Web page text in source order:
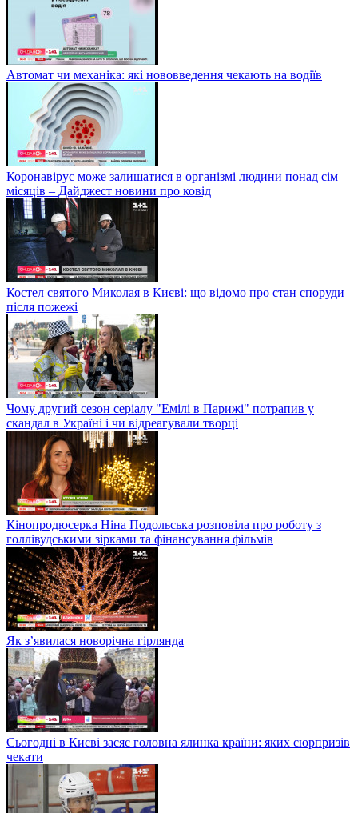
Автомат чи механіка: які нововведення чекають на водіїв
Коронавірус може залишатися в організмі людини понад сім
місяців – Дайджест новини про ковід
Костел святого Миколая в Києві: що відомо про стан споруди
після пожежі
Чому другий сезон серіалу "Емілі в Парижі" потрапив у
скандал в Україні і чи відреагували творці
Кінопродюсерка Ніна Подольська розповіла про роботу з
голлівудськими зірками та фінансування фільмів
Як з’явилася новорічна гірлянда
Сьогодні в Києві засяє головна ялинка країни: яких сюрпризів
чекати